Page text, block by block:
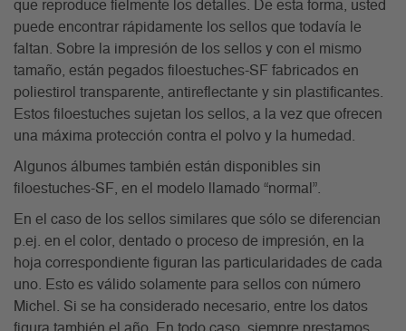
que reproduce fielmente los detalles. De esta forma, usted
puede encontrar rápidamente los sellos que todavía le
faltan. Sobre la impresión de los sellos y con el mismo
tamaño, están pegados filoestuches-SF fabricados en
poliestirol transparente, antireflectante y sin plastificantes.
Estos filoestuches sujetan los sellos, a la vez que ofrecen
una máxima protección contra el polvo y la humedad.
Algunos álbumes también están disponibles sin
filoestuches-SF, en el modelo llamado “normal”.
En el caso de los sellos similares que sólo se diferencian
p.ej. en el color, dentado o proceso de impresión, en la
hoja correspondiente figuran las particularidades de cada
uno. Esto es válido solamente para sellos con número
Michel. Si se ha considerado necesario, entre los datos